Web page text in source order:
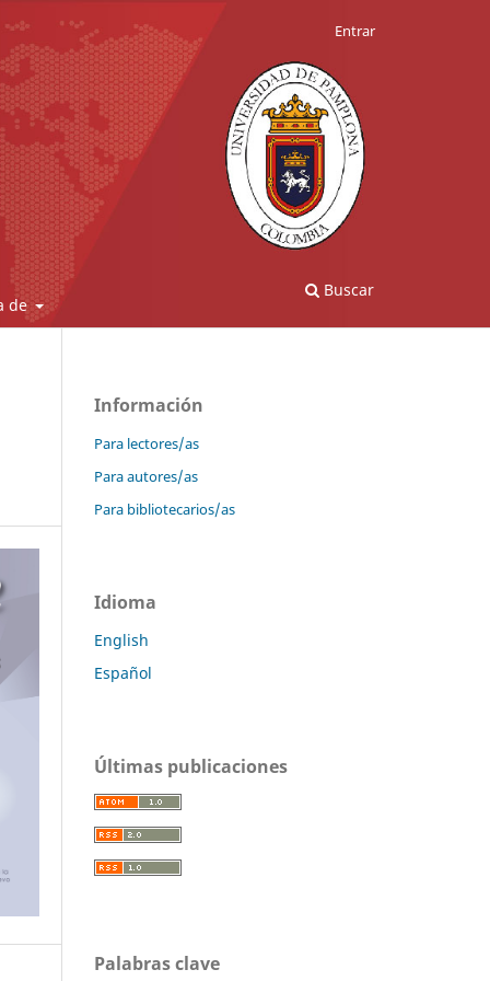
de
Buscar
Entrar
Información
Para lectores/as
Para autores/as
Para bibliotecarios/as
Idioma
English
Español
Últimas publicaciones
Palabras clave